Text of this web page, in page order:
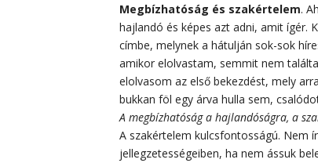
Megbízhatóság és szakértelem.
hajlandó és képes azt adni, amit ígér.
címbe, melynek a hátulján sok-sok
amikor elolvastam, semmit nem
elolvasom az első bekezdést, mely
bukkan föl egy árva hulla sem,
A megbízhatóság a hajlandóságra, a
A szakértelem kulcsfontosságú. Nem
jellegzetességeiben, ha nem ássuk